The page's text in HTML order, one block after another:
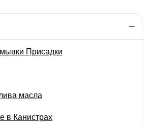
Присадки
масла
в Канистрах